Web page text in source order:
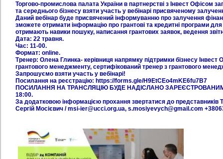
Торгово-промислова палата України в партнерстві з Інвест Офісом
та середнього бізнесу взяти участь у вебінарі присвяченому
Даний вебінар буде присвячений інформуванню про залучення
зможете отримати інформацію про грантові та кредитні програми
отримають навики пошуку, написання грантових заявок, ведення
Дата: 22 травня.
Час: 11-00.
Формат: online.
Тренер: Олена Глинка- керівниця напрямку підтримки бізнесу Інвест
грантового менеджменту, сертифікований тренер з грантового
Запрошуємо взяти участь у вебінарі!
Посилання на реєстрацію: https://forms.gle/H9EtCEo4mKE6fu7B7
ПОСИЛАННЯ НА ТРАНСЛЯЦІЮ БУДЕ НАДІСЛАНО
18:00.
За додатковою інформацією прохання звертатися до представників
Сергій Мосієвич / msi-ier@ucci.org.ua, s.mosiyevych@gmail.com